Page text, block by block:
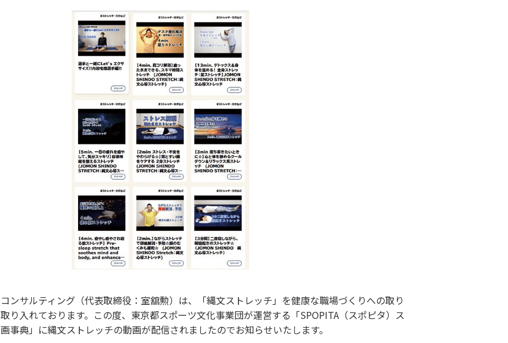
ンサルティング（代表取締役：室舘勲）は、「縄文ストレッチ」を健康な職場づくりへの取り
り入れております。この度、東京都スポーツ文化事業団が運営する「SPOPITA（スポピタ）ス
典」に縄文ストレッチの動画が配信されましたのでお知らせいたします。